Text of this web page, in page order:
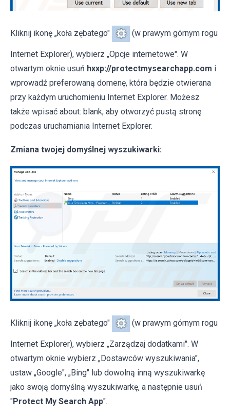
Kliknij ikonę „koła zębatego" (w prawym górnym rogu
Internet Explorer), wybierz „Opcje internetowe". W
otwartym oknie usuń hxxp://protectmysearchapp.com i
wprowadź preferowaną domenę, która będzie otwierana
przy każdym uruchomieniu Internet Explorer. Możesz
także wpisać about: blank, aby otworzyć pustą stronę
podczas uruchamiania Internet Explorer.
Zmiana twojej domyślnej wyszukiwarki:
Kliknij ikonę „koła zębatego" (w prawym górnym rogu
Internet Explorer), wybierz „Zarządzaj dodatkami". W
otwartym oknie wybierz „Dostawców wyszukiwania",
ustaw „Google", „Bing" lub dowolną inną wyszukiwarkę
jako swoją domyślną wyszukiwarkę, a następnie usuń
"Protect My Search App".